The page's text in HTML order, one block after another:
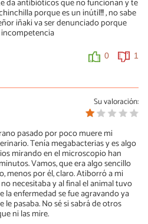
y no se llega a tiempo.
0
da antibióticos que no funcionan y te
porque es un inútil!!! , no sabe
iñaki va ser denunciado porque
0 1
y en el colegio de veterinarios pero
de veterinarios directamente te
poner una queja para que quede
que es este señor, y vean que
0
Su valoración:
pasado por poco muere mi
Tenía megabacterias y es algo
mirando en el microscopio han
Vamos, que era algo sencillo
menos por él, claro. Atiborró a mi
necesitaba y al final el animal tuvo
la enfermedad se fue agravando ya
pasaba. No sé si sabrá de otros
ni las mire.